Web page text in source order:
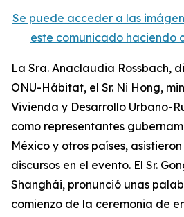
Se puede acceder a las
este comunicado haciendo
La Sra. Anaclaudia Rossbach,
ONU-Hábitat, el Sr. Ni Hong,
Vivienda y Desarrollo Urbano-
como representantes
México y otros países,
discursos en el evento. El Sr.
Shanghái, pronunció unas
comienzo de la ceremonia de